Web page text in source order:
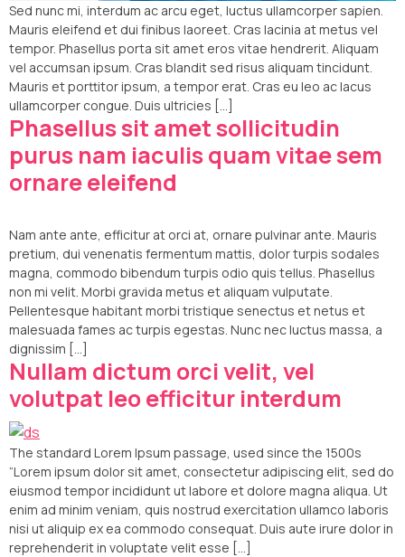
Sed nunc mi, interdum ac arcu eget, luctus ullamcorper sapien.
Mauris eleifend et dui finibus laoreet. Cras lacinia at metus vel
tempor. Phasellus porta sit amet eros vitae hendrerit. Aliquam
vel accumsan ipsum. Cras blandit sed risus aliquam tincidunt.
Mauris et porttitor ipsum, a tempor erat. Cras eu leo ac lacus
ullamcorper congue. Duis ultricies […]
Phasellus sit amet sollicitudin
purus nam iaculis quam vitae sem
ornare eleifend
Nam ante ante, efficitur at orci at, ornare pulvinar ante. Mauris
pretium, dui venenatis fermentum mattis, dolor turpis sodales
magna, commodo bibendum turpis odio quis tellus. Phasellus
non mi velit. Morbi gravida metus et aliquam vulputate.
Pellentesque habitant morbi tristique senectus et netus et
malesuada fames ac turpis egestas. Nunc nec luctus massa, a
dignissim […]
Nullam dictum orci velit, vel
volutpat leo efficitur interdum
The standard Lorem Ipsum passage, used since the 1500s
“Lorem ipsum dolor sit amet, consectetur adipiscing elit, sed do
eiusmod tempor incididunt ut labore et dolore magna aliqua. Ut
enim ad minim veniam, quis nostrud exercitation ullamco laboris
nisi ut aliquip ex ea commodo consequat. Duis aute irure dolor in
reprehenderit in voluptate velit esse […]